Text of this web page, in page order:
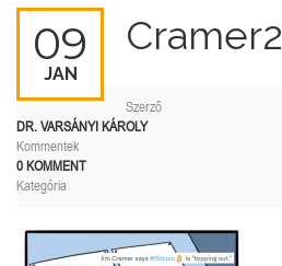
09
JAN
Cramer2
Szerző
DR. VARSÁNYI KÁROLY
Kommentek
0 KOMMENT
Kategória